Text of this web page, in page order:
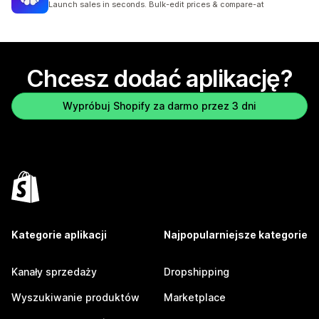
Launch sales in seconds. Bulk-edit prices & compare-at
Chcesz dodać aplikację?
Wypróbuj Shopify za darmo przez 3 dni
Kategorie aplikacji
Kanały sprzedaży
Wyszukiwanie produktów
Najpopularniejsze kategorie
Dropshipping
Marketplace